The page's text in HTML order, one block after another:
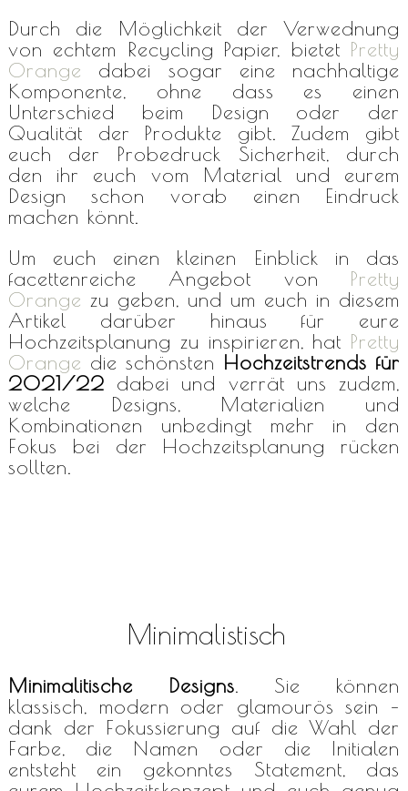
Durch die Möglichkeit der Verwednung
von echtem Recycling Papier, bietet Pretty
Orange dabei sogar eine nachhaltige
Komponente, ohne dass es einen
Unterschied beim Design oder der
Qualität der Produkte gibt. Zudem gibt
euch der Probedruck Sicherheit, durch
den ihr euch vom Material und eurem
Design schon vorab einen Eindruck
machen könnt.
Um euch einen kleinen Einblick in das
facettenreiche Angebot von Pretty
Orange zu geben, und um euch in diesem
Artikel darüber hinaus für eure
Hochzeitsplanung zu inspirieren, hat Pretty
Orange die schönsten Hochzeitstrends für
2021/22 dabei und verrät uns zudem,
welche Designs, Materialien und
Kombinationen unbedingt mehr in den
Fokus bei der Hochzeitsplanung rücken
sollten.
Minimalistisch
Minimalitische Designs. Sie können
klassisch, modern oder glamourös sein –
dank der Fokussierung auf die Wahl der
Farbe, die Namen oder die Initialen
entsteht ein gekonntes Statement, das